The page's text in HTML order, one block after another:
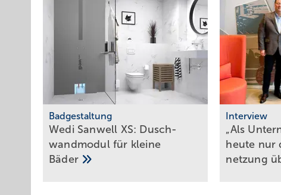
Badgestaltung
Wedi Sanwell XS: Dusch­
wand­mo­dul für klei­ne
Bä­der
Interview
„Als
heute nur
net­zung